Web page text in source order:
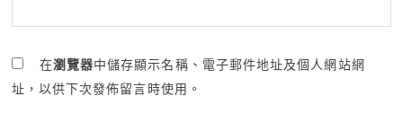
在瀏覽器中儲存顯示名稱、電子郵件地址及個人網站網
址，以供下次發佈留言時使用。